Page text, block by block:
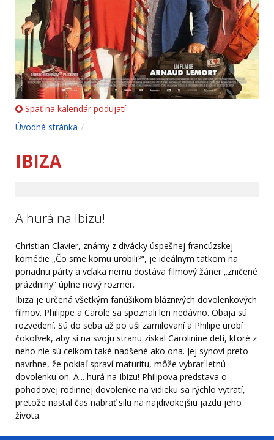
Späť na kalendár podujatí
Úvodná stránka
IBIZA
A hurá na Ibizu!
Christian Clavier, známy z divácky úspešnej francúzskej
komédie „Čo sme komu urobili?“, je ideálnym tatkom na
poriadnu párty a vďaka nemu dostáva filmový žáner „zničené
prázdniny“ úplne nový rozmer.
Ibiza je určená všetkým fanúšikom bláznivých dovolenkových
filmov. Philippe a Carole sa spoznali len nedávno. Obaja sú
rozvedení. Sú do seba až po uši zamilovaní a Philipe urobí
čokoľvek, aby si na svoju stranu získal Carolinine deti, ktoré z
neho nie sú celkom také nadšené ako ona. Jej synovi preto
navrhne, že pokiaľ spraví maturitu, môže vybrať letnú
dovolenku on. A... hurá na Ibizu! Philipova predstava o
pohodovej rodinnej dovolenke na vidieku sa rýchlo vytratí,
pretože nastal čas nabrať silu na najdivokejšiu jazdu jeho
života.